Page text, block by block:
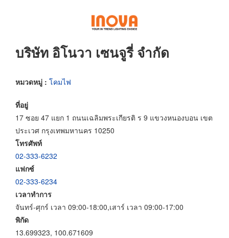
บริษัท อิโนวา เซนจูรี่ จำกัด
หมวดหมู่ : โคมไฟ
ที่อยู่
17 ซอย 47 แยก 1 ถนนเฉลิมพระเกียรติ ร 9 แขวงหนองบอน เขต
ประเวศ กรุงเทพมหานคร 10250
โทรศัพท์
02-333-6232
แฟกซ์
02-333-6234
เวลาทำการ
จันทร์-ศุกร์ เวลา 09:00-18:00,เสาร์ เวลา 09:00-17:00
พิกัด
13.699323, 100.671609